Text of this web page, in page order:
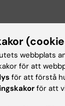
webbplats
för att
för att förstå
för att